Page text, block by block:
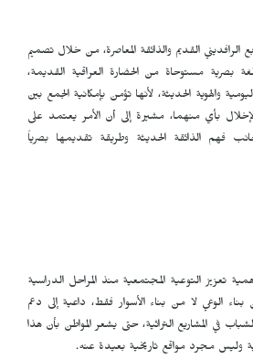
الرافديني القديم والذائقة المعاصرة، من خلال تصميم
بصرية مستوحاة من الحضارة العراقية القديمة،
والهوية الحديثة، لأنها تؤمن بإمكانية الجمع بين
بأي منهما، مشيرة إلى أن الأمر يعتمد على
جانب فهم الذائقة الحديثة وطريقة تقديمها بصرياً
تعزيز التوعية المجتمعية منذ المراحل الدراسية
بناء الوعي لا من بناء الأسوار فقط، داعية إلى دعم
في المشاريع التراثية، حتى يشعر المواطن بأن هذا
وليس مجرد مواقع تاريخية بعيدة عنه.